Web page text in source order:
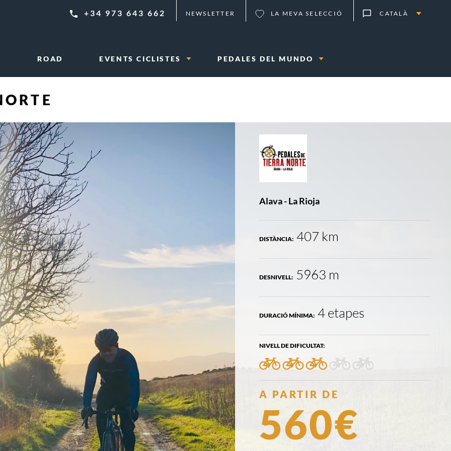
+34 973 643 662 NEWSLETTER LA MEVA SELECCIÓ CATALÀ
ROAD EVENTS CICLISTES PEDALES DEL MUNDO
LOCALITZACIÓ:
Alava - La Rioja
DISTÀNCIA: 407 km
DESNIVELL: 5963 m
DURACIÓ MÍNIMA: 4 etapes
NIVELL DE DIFICULTAT:
3/5
PREU:
A PARTIR DE
560€